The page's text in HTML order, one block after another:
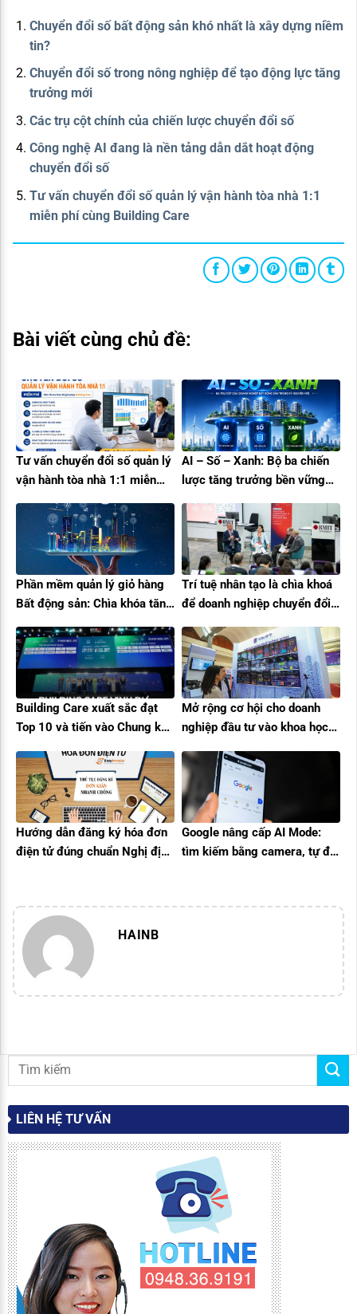
Chuyển đổi số bất động sản khó nhất là xây dựng niềm
tin?
Chuyển đổi số trong nông nghiệp để tạo động lực tăng
trưởng mới
Các trụ cột chính của chiến lược chuyển đổi số
Công nghệ AI đang là nền tảng dẫn dắt hoạt động
chuyển đổi số
Tư vấn chuyển đổi số quản lý vận hành tòa nhà 1:1
miễn phí cùng Building Care
Bài viết cùng chủ đề:
Tư vấn chuyển đổi số quản lý
vận hành tòa nhà 1:1 miễn
AI – Số – Xanh: Bộ ba chiến
lược tăng trưởng bền vững
sản
Phần mềm quản lý giỏ hàng
Bất động sản: Chìa khóa tăng
nguyên số
Trí tuệ nhân tạo là chìa khoá
để doanh nghiệp chuyển đổi
Building Care xuất sắc đạt
Top 10 và tiến vào Chung kết
ấn tại InnoEx
Mở rộng cơ hội cho doanh
nghiệp đầu tư vào khoa học
Hướng dẫn đăng ký hóa đơn
điện tử đúng chuẩn Nghị định
Google nâng cấp AI Mode:
tìm kiếm bằng camera, tự đặt
HAINB
LIÊN HỆ TƯ VẤN